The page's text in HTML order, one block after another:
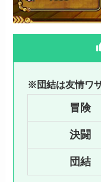
※団結は友情ワ
冒険
決闘
団結